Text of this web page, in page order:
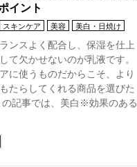
イント
スキンケア 美容 美白・日焼け
ンスよく配合し、保湿を仕上
て欠かせないのが乳液です。
に使うものだからこそ、より
たらしてくれる商品を選びた
の記事では、美白※効果のある